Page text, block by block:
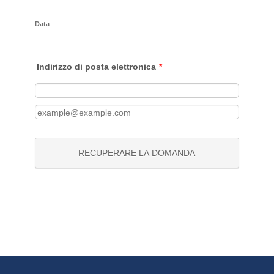
Data
Indirizzo di posta elettronica *
Email di conferma
RECUPERARE LA DOMANDA